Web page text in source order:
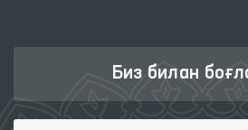
Биз билан